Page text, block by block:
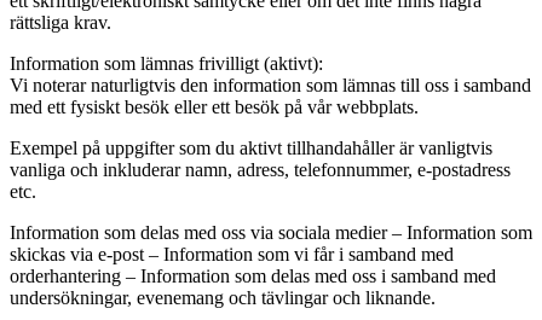
rättsliga krav.
Information som lämnas frivilligt (aktivt):
Vi noterar naturligtvis den information som lämnas till oss i samband
med ett fysiskt besök eller ett besök på vår webbplats.
Exempel på uppgifter som du aktivt tillhandahåller är vanligtvis
vanliga och inkluderar namn, adress, telefonnummer, e-postadress
etc.
Information som delas med oss via sociala medier – Information som
skickas via e-post – Information som vi får i samband med
orderhantering – Information som delas med oss i samband med
undersökningar, evenemang och tävlingar och liknande.